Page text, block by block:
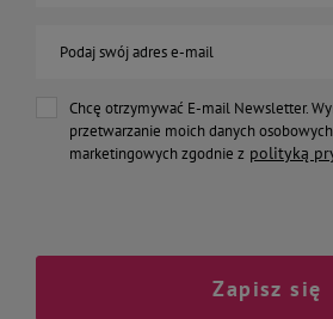
Podaj swój adres e-mail
Chcę otrzymywać E-mail Newsletter.
przetwarzanie moich danych
marketingowych zgodnie z polityką
Zapisz się